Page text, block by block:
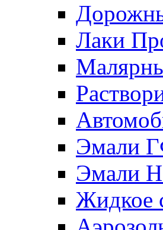
Лаки
Эмали
Эмали
Жидкое